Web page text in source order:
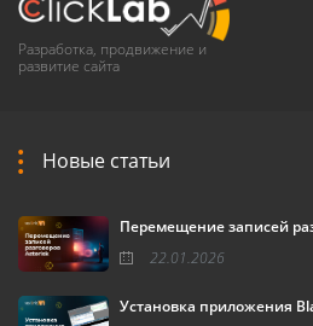
Разработка, продвижение и
развитие сайта
Новые статьи
Перемещение записей
22.01.2026
Установка приложения